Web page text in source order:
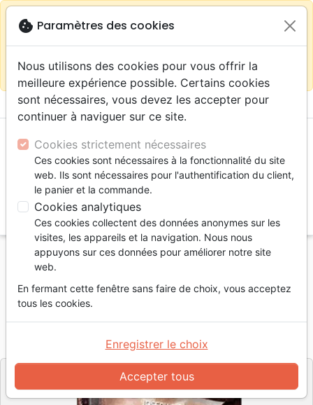
Continuer sur le site France close
warningSelon votre
localisation (États-
sur la boutique La Maison de la Bible Suisse
menu shopping_cart
Accueil Vidéos
Films, fiction
La Résurrection du Christ [DVD]
Sony Pictures
cookie Paramètres des cookies
Nous utilisons des cookies pour vous offrir la
meilleure expérience possible. Certains cookies
sont nécessaires, vous devez les accepter pour
continuer à naviguer sur ce site.
Cookies strictement nécessaires
Ces cookies sont nécessaires à la fonctionnalité du site
web. Ils sont nécessaires pour l'authentification du client,
le panier et la commande.
Cookies analytiques
Ces cookies collectent des données anonymes sur les
visites, les appareils et la navigation. Nous nous
appuyons sur ces données pour améliorer notre site
web.
En fermant cette fenêtre sans faire de choix, vous acceptez
tous les cookies.
Accepter tous
Enregistrer le choix